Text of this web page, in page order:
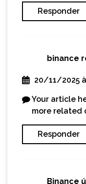
Responder
binance
20/11/2025
Your article
more related
Responder
Binance